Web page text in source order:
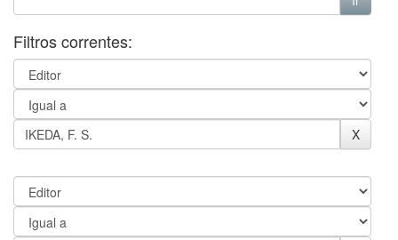
Filtros correntes: